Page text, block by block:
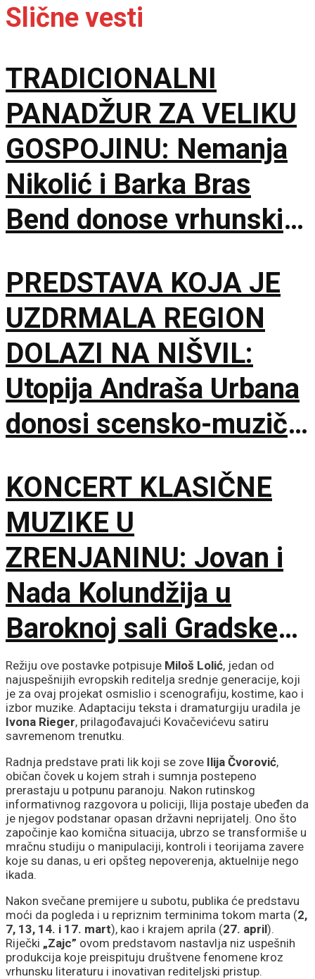
Slične vesti
TRADICIONALNI
PANADŽUR ZA VELIKU
GOSPOJINU: Nemanja
Nikolić i Barka Bras
Bend donose vrhunski
PREDSTAVA KOJA JE
UZDRMALA REGION
DOLAZI NA NIŠVIL:
Utopija Andraša Urbana
donosi scensko-muzički
KONCERT KLASIČNE
MUZIKE U
ZRENJANINU: Jovan i
Nada Kolundžija u
Baroknoj sali Gradske
kuće
Režiju ove postavke potpisuje Miloš Lolić, jedan od
najuspešnijih evropskih reditelja srednje generacije, koji
je za ovaj projekat osmislio i scenografiju, kostime, kao i
izbor muzike. Adaptaciju teksta i dramaturgiju uradila je
Ivona Rieger, prilagođavajući Kovačevićevu satiru
savremenom trenutku.
Radnja predstave prati lik koji se zove Ilija Čvorović,
običan čovek u kojem strah i sumnja postepeno
prerastaju u potpunu paranoju. Nakon rutinskog
informativnog razgovora u policiji, Ilija postaje ubeđen da
je njegov podstanar opasan državni neprijatelj. Ono što
započinje kao komična situacija, ubrzo se transformiše u
mračnu studiju o manipulaciji, kontroli i teorijama zavere
koje su danas, u eri opšteg nepoverenja, aktuelnije nego
ikada.
Nakon svečane premijere u subotu, publika će predstavu
moći da pogleda i u repriznim terminima tokom marta (2,
7, 13, 14. i 17. mart), kao i krajem aprila (27. april).
Riječki „Zajc” ovom predstavom nastavlja niz uspešnih
produkcija koje preispituju društvene fenomene kroz
vrhunsku literaturu i inovativan rediteljski pristup.